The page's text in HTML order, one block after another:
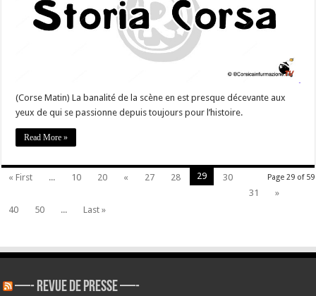
bagne
la
Légion
à
Corte
(Corse Matin) La banalité de la scène en est presque décevante aux
yeux de qui se passionne depuis toujours pour l’histoire.
Read More »
Page 29 of 59
« First ... 10 20 « 27 28 29
30
31
»
40
50 ... Last »
—- REVUE DE PRESSE —-